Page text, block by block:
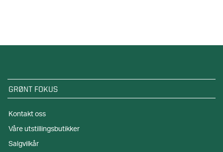
GRØNT FOKUS
Kontakt oss
Våre utstillingsbutikker
Salgvilkår